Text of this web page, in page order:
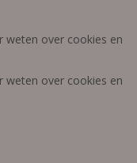
weten over cookies en
weten over cookies en